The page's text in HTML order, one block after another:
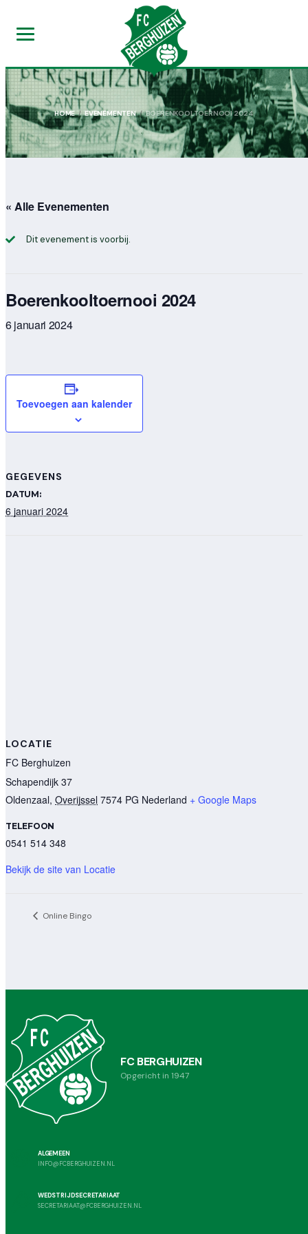
HOME EVENEMENTEN BOERENKOOLTOERNOOI 2024
« Alle Evenementen
Dit evenement is voorbij.
Boerenkooltoernooi 2024
6 januari 2024
Toevoegen aan kalender
GEGEVENS
DATUM:
6 januari 2024
LOCATIE
FC Berghuizen
Schapendijk 37
Oldenzaal, Overijssel 7574 PG Nederland + Google Maps
TELEFOON
0541 514 348
Bekijk de site van Locatie
Online Bingo
FC BERGHUIZEN
Opgericht in 1947
ALGEMEEN
INFO@FCBERGHUIZEN.NL
WEDSTRIJDSECRETARIAAT
SECRETARIAAT@FCBERGHUIZEN.NL